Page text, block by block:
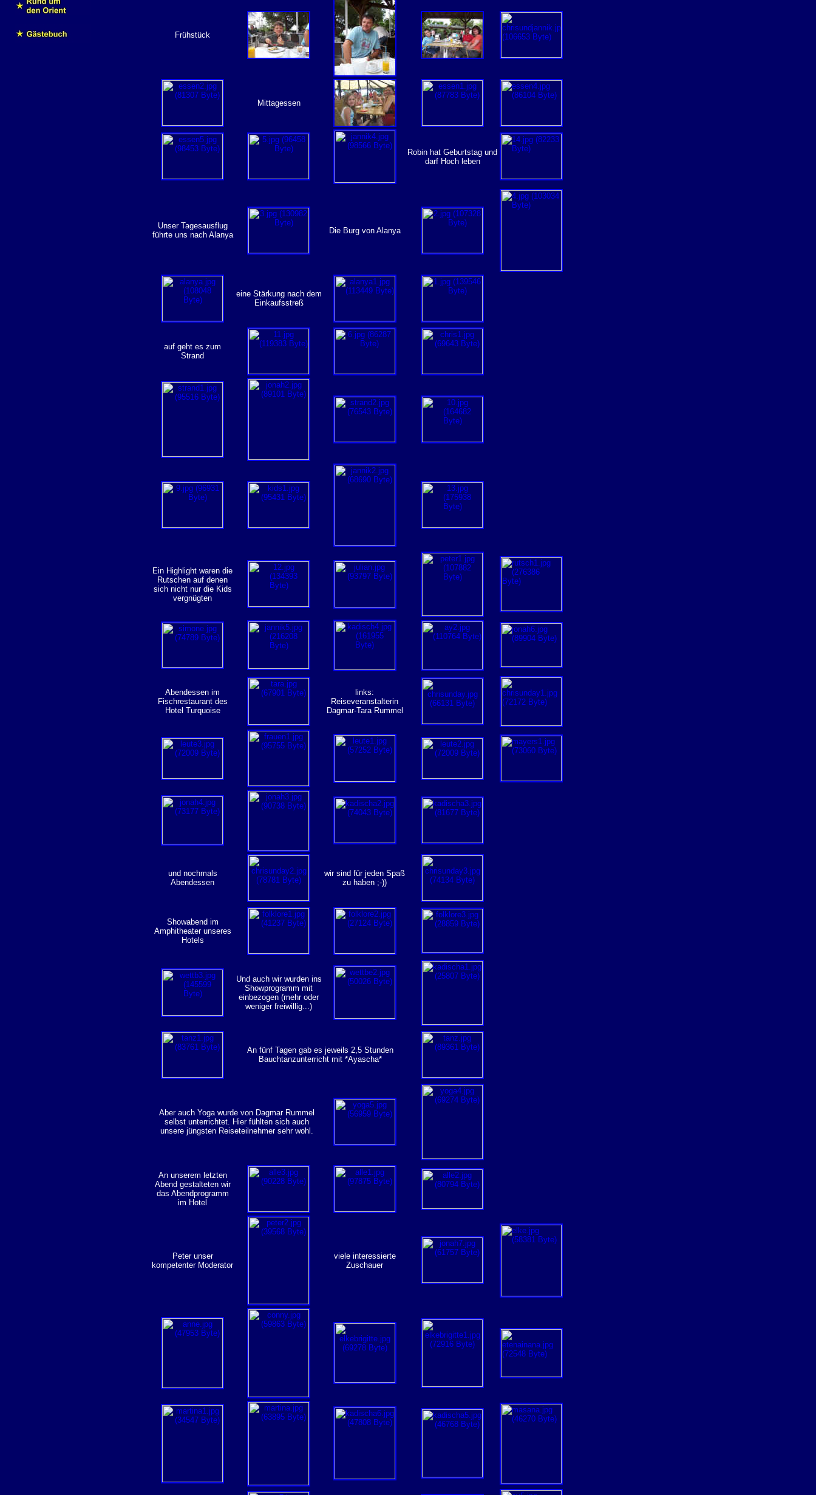
Frühstück
Mittagessen
Robin hat Geburtstag und
darf Hoch leben
Unser Tagesausflug
führte uns nach Alanya
Die Burg von Alanya
eine Stärkung nach dem
Einkaufsstreß
auf geht es zum
Strand
Ein Highlight waren die
Rutschen auf denen
sich nicht nur die Kids
vergnügten
Abendessen im
Fischrestaurant des
Hotel Turquoise
links:
Reiseveranstalterin
Dagmar-Tara Rummel
und nochmals
Abendessen
wir sind für jeden Spaß
zu haben ;-))
Showabend im
Amphitheater unseres
Hotels
Und auch wir wurden ins
Showprogramm mit
einbezogen (mehr oder
weniger freiwillig...)
An fünf Tagen gab es jeweils 2,5 Stunden
Bauchtanzunterricht mit *Ayascha*
Aber auch Yoga wurde von Dagmar Rummel
selbst unterrichtet. Hier fühlten sich auch
unsere jüngsten Reiseteilnehmer sehr wohl.
An unserem letzten
Abend gestalteten wir
das Abendprogramm
im Hotel
Peter unser
kompetenter Moderator
viele interessierte
Zuschauer